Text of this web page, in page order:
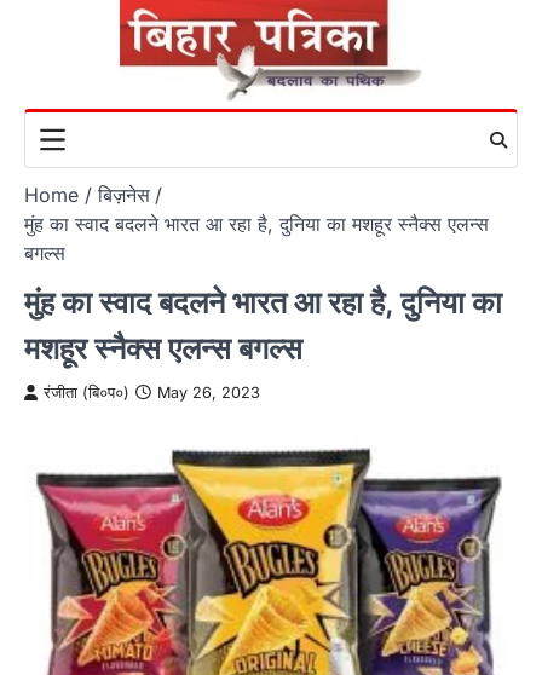
Home
बिज़नेस
मुंह का स्वाद बदलने भारत आ रहा है, दुनिया का मशहूर स्नैक्स एलन्स
बगल्स
मुंह का स्वाद बदलने भारत आ रहा है, दुनिया का
मशहूर स्नैक्स एलन्स बगल्स
रंजीता (बि०प०) May 26, 2023